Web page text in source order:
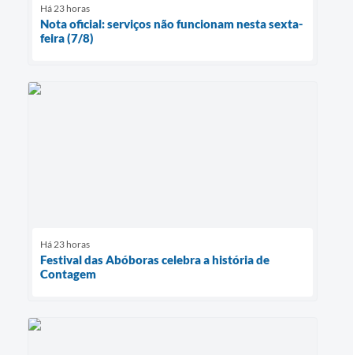
Há 23 horas
Nota oficial: serviços não funcionam nesta sexta-
feira (7/8)
Há 23 horas
Festival das Abóboras celebra a história de
Contagem